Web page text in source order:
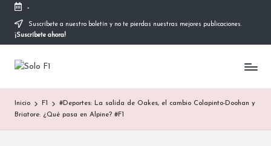
Saltar
-
Suscríbete a nuestro boletín y no te pierdas nuestras mejores publicaciones.
¡Suscríbete ahora!
S
o
l
o
Para
la
F1
Inicio F1
#Deportes: La salida de Oakes, el cambio Colapinto-Doohan y
Briatore: ¿Qué pasa en Alpine? #F1